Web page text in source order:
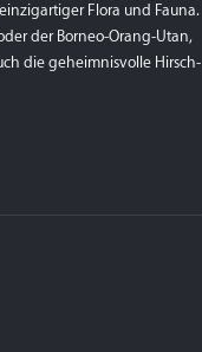
Flora und Fauna.
der Borneo-Orang-Utan,
die geheimnisvolle Hirsch-